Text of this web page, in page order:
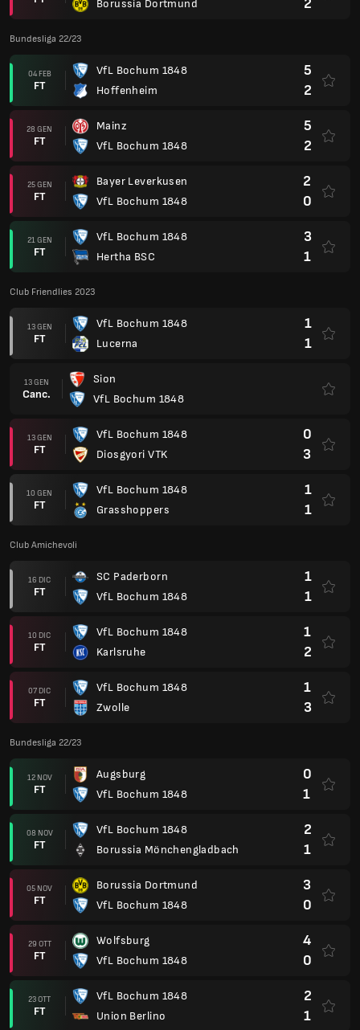
Borussia Dortmund
2
Bundesliga 22/23
04 FEB
FT
VfL Bochum 1848
Hoffenheim
5
2
28 GEN
FT
Mainz
VfL Bochum 1848
5
2
25 GEN
FT
Bayer Leverkusen
VfL Bochum 1848
2
0
21 GEN
FT
VfL Bochum 1848
Hertha BSC
3
1
Club Friendlies 2023
13 GEN
FT
VfL Bochum 1848
Lucerna
1
1
13 GEN
Canc.
Sion
VfL Bochum 1848
13 GEN
FT
VfL Bochum 1848
Diosgyori VTK
0
3
10 GEN
FT
VfL Bochum 1848
Grasshoppers
1
1
Club Amichevoli
16 DIC
FT
SC Paderborn
VfL Bochum 1848
1
1
10 DIC
FT
VfL Bochum 1848
Karlsruhe
1
2
07 DIC
FT
VfL Bochum 1848
Zwolle
1
3
Bundesliga 22/23
12 NOV
FT
Augsburg
VfL Bochum 1848
0
1
08 NOV
FT
VfL Bochum 1848
Borussia Mönchengladbach
2
1
05 NOV
FT
Borussia Dortmund
VfL Bochum 1848
3
0
29 OTT
FT
Wolfsburg
VfL Bochum 1848
4
0
23 OTT
FT
VfL Bochum 1848
Union Berlino
2
1